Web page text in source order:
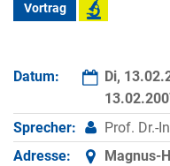
Vortrag
Datum: Di,
Sprecher:
Prof. Dr.-
Adresse:
Magnus-